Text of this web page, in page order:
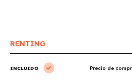
RENTING
INCLUIDO Precio de